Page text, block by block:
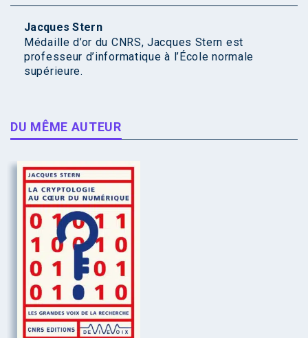
Jacques Stern
Médaille d’or du CNRS, Jacques Stern est
professeur d’informatique à l’École normale
supérieure.
DU MÊME AUTEUR